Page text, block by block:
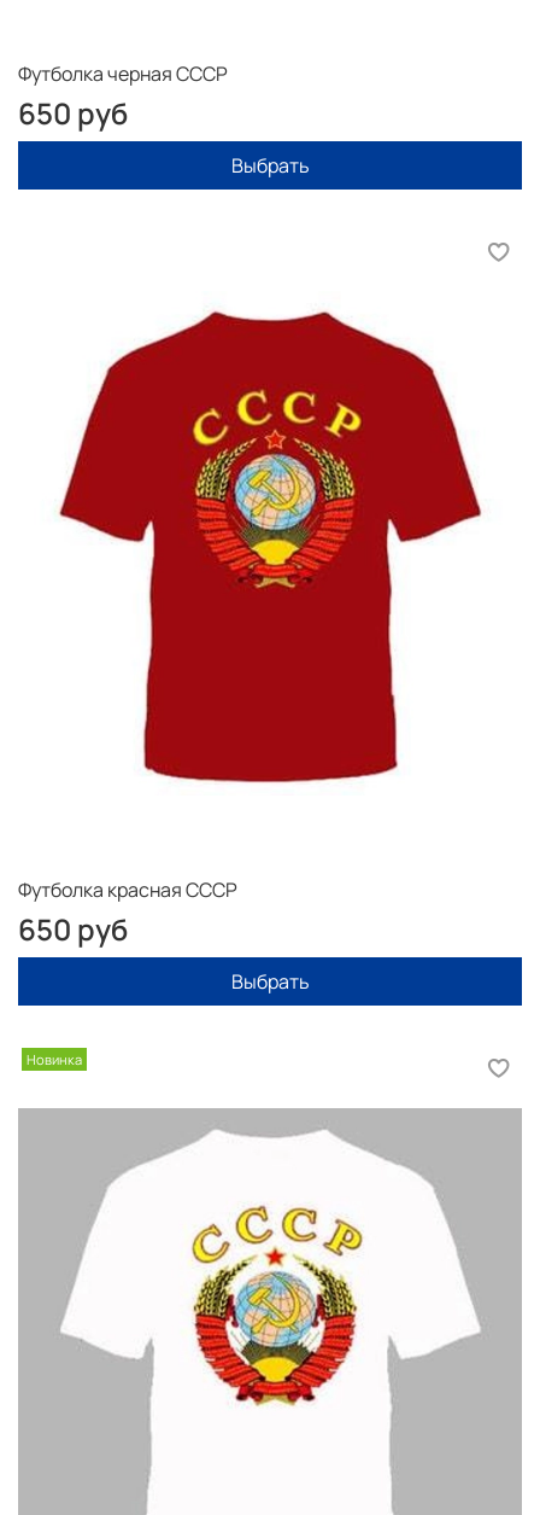
Футболка черная СССР
650 руб
Выбрать
Футболка красная СССР
650 руб
Выбрать
Новинка